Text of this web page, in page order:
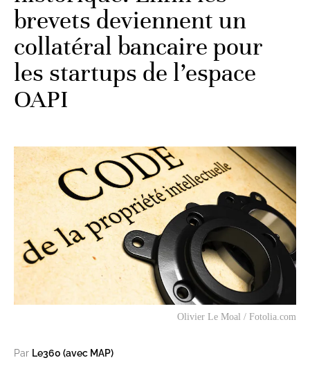
brevets deviennent un
collatéral bancaire pour
les startups de l’espace
OAPI
Olivier Le Moal / Fotolia.com
Par Le360 (avec MAP)